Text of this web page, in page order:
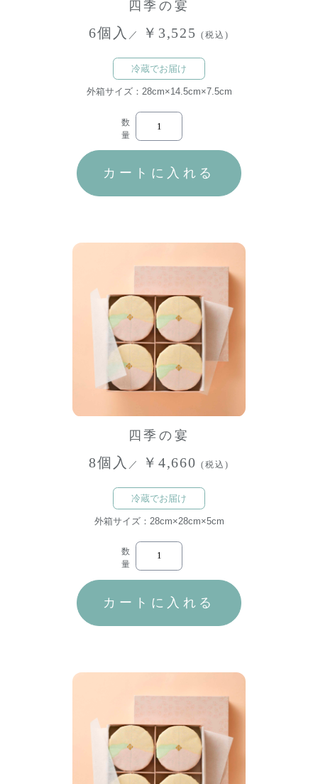
四季の宴
6個入 ／ ￥3,525 (税込)
冷蔵でお届け
外箱サイズ：28cm×14.5cm×7.5cm
四季の宴
8個入 ／ ￥4,660 (税込)
冷蔵でお届け
外箱サイズ：28cm×28cm×5cm